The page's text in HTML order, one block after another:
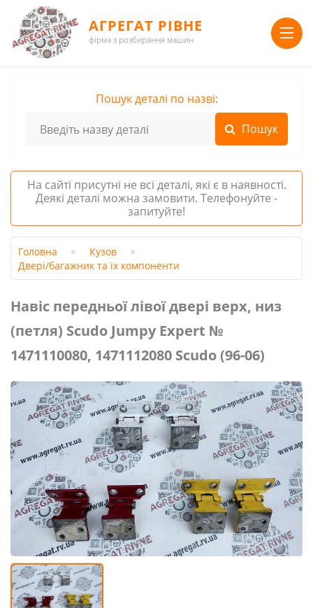
АГРЕГАТ РІВНЕ
фірма з розбирання машин
Пошук деталі по назві:
На сайті присутні не всі деталі, які є в наявності.
Деякі деталі можна замовити. Телефонуйте -
запитуйте!
Головна
Кузов
Двері/багажник та їх компоненти
Навіс передньої лівої двері верх, низ
(петля) Scudo Jumpy Expert №
1471110080, 1471112080 Scudo (96-06)